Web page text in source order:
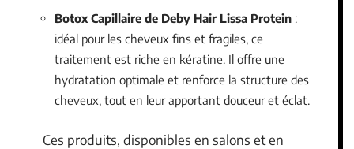
Botox Capillaire de Deby Hair Lissa Protein :
idéal pour les cheveux fins et fragiles, ce
traitement est riche en kératine. Il offre une
hydratation optimale et renforce la structure des
cheveux, tout en leur apportant douceur et éclat.
Ces produits, disponibles en salons et en